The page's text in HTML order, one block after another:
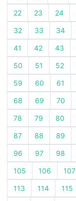
22 23 24
32 33 34
41 42 43
50 51 52
59 60 61
68 69 70
78 79 80
87 88 89
96 97 98
105 106 107
113 114 115